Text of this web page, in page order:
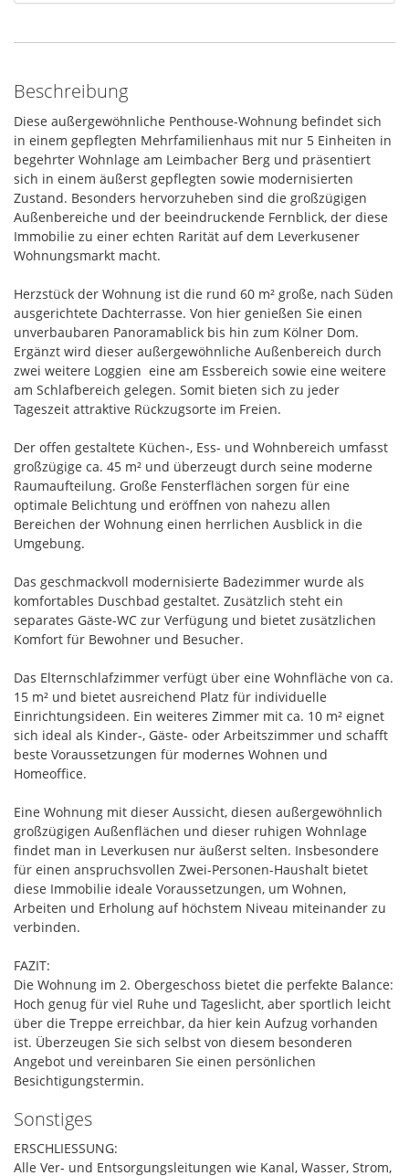
Beschreibung
Diese außergewöhnliche Penthouse-Wohnung befindet sich
in einem gepflegten Mehrfamilienhaus mit nur 5 Einheiten in
begehrter Wohnlage am Leimbacher Berg und präsentiert
sich in einem äußerst gepflegten sowie modernisierten
Zustand. Besonders hervorzuheben sind die großzügigen
Außenbereiche und der beeindruckende Fernblick, der diese
Immobilie zu einer echten Rarität auf dem Leverkusener
Wohnungsmarkt macht.
Herzstück der Wohnung ist die rund 60 m² große, nach Süden
ausgerichtete Dachterrasse. Von hier genießen Sie einen
unverbaubaren Panoramablick bis hin zum Kölner Dom.
Ergänzt wird dieser außergewöhnliche Außenbereich durch
zwei weitere Loggien  eine am Essbereich sowie eine weitere
am Schlafbereich gelegen. Somit bieten sich zu jeder
Tageszeit attraktive Rückzugsorte im Freien.
Der offen gestaltete Küchen-, Ess- und Wohnbereich umfasst
großzügige ca. 45 m² und überzeugt durch seine moderne
Raumaufteilung. Große Fensterflächen sorgen für eine
optimale Belichtung und eröffnen von nahezu allen
Bereichen der Wohnung einen herrlichen Ausblick in die
Umgebung.
Das geschmackvoll modernisierte Badezimmer wurde als
komfortables Duschbad gestaltet. Zusätzlich steht ein
separates Gäste-WC zur Verfügung und bietet zusätzlichen
Komfort für Bewohner und Besucher.
Das Elternschlafzimmer verfügt über eine Wohnfläche von ca.
15 m² und bietet ausreichend Platz für individuelle
Einrichtungsideen. Ein weiteres Zimmer mit ca. 10 m² eignet
sich ideal als Kinder-, Gäste- oder Arbeitszimmer und schafft
beste Voraussetzungen für modernes Wohnen und
Homeoffice.
Eine Wohnung mit dieser Aussicht, diesen außergewöhnlich
großzügigen Außenflächen und dieser ruhigen Wohnlage
findet man in Leverkusen nur äußerst selten. Insbesondere
für einen anspruchsvollen Zwei-Personen-Haushalt bietet
diese Immobilie ideale Voraussetzungen, um Wohnen,
Arbeiten und Erholung auf höchstem Niveau miteinander zu
verbinden.
FAZIT:
Die Wohnung im 2. Obergeschoss bietet die perfekte Balance:
Hoch genug für viel Ruhe und Tageslicht, aber sportlich leicht
über die Treppe erreichbar, da hier kein Aufzug vorhanden
ist. Überzeugen Sie sich selbst von diesem besonderen
Angebot und vereinbaren Sie einen persönlichen
Besichtigungstermin.
Sonstiges
ERSCHLIESSUNG:
Alle Ver- und Entsorgungsleitungen wie Kanal, Wasser, Strom,